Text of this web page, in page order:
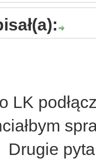
LK
Drugie